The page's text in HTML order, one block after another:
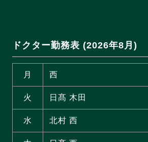
ドクター勤務表 (2026年8月)
月 西
火 日髙 木田
水 北村 西